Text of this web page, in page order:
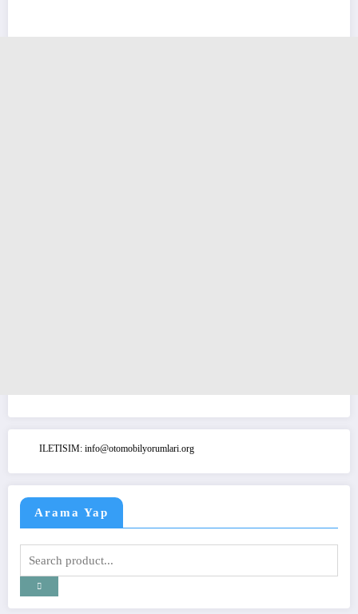
ILETISIM: info@otomobilyorumlari.org
Arama Yap